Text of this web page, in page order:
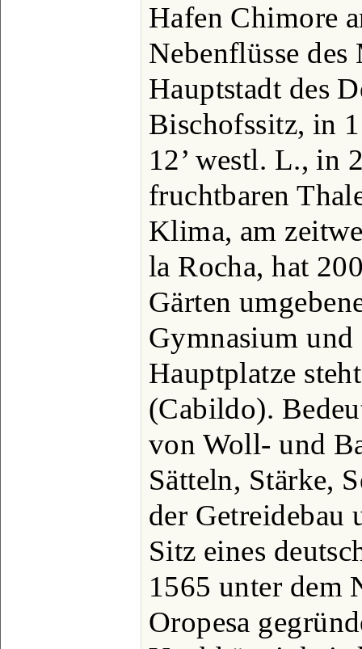
Hafen Chimore
Nebenflüsse
Hauptstadt des
Bischofssitz, in
12’ westl. L., in
fruchtbaren
Klima, am
la Rocha, hat
Gärten
Gymnasium
Hauptplatze
(Cabildo).
von Woll- und
Sätteln, Stärke,
der Getreidebau
Sitz eines
1565 unter dem
Oropesa